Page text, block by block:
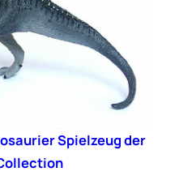
Spielzeug der